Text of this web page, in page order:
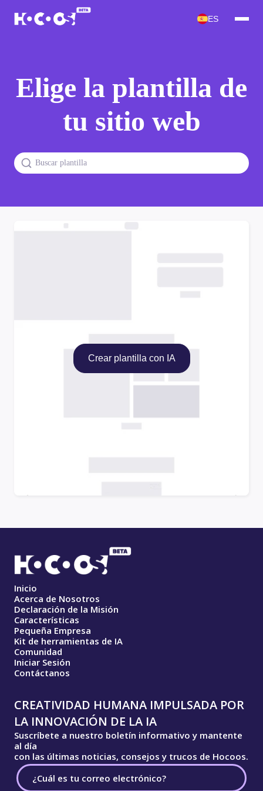
ES
Elige la plantilla de
tu sitio web
Crear plantilla con IA
Inicio
Acerca de Nosotros
Declaración de la Misión
Características
Pequeña Empresa
Kit de herramientas de IA
Comunidad
Iniciar Sesión
Contáctanos
CREATIVIDAD HUMANA IMPULSADA POR
LA INNOVACIÓN DE LA IA
Suscríbete a nuestro boletín informativo y mantente
al día
con las últimas noticias, consejos y trucos de Hocoos.